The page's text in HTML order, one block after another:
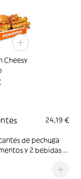
Cheesy
24,19 €
de pechuga
y 2 bebidas a